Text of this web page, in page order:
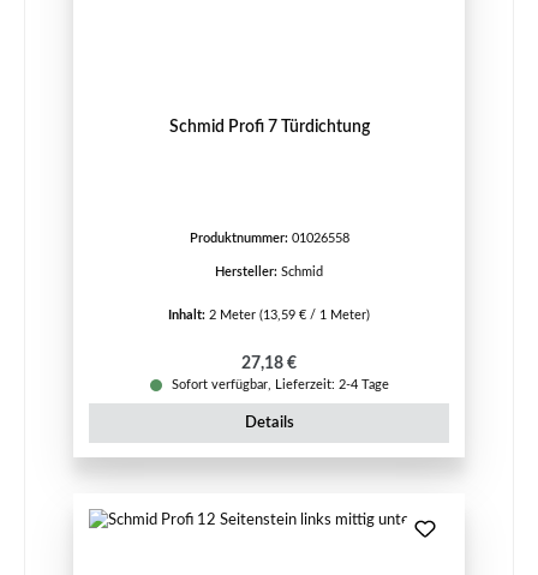
Schmid Profi 7 Türdichtung
Produktnummer: 01026558
Hersteller: Schmid
Inhalt: 2 Meter (13,59 € / 1 Meter)
Regulärer Preis:
27,18 €
Sofort verfügbar, Lieferzeit: 2-4 Tage
Details